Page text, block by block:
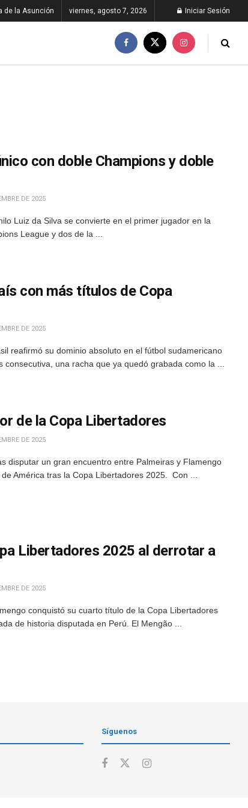
de la Asunción viernes, agosto 7, 2026 Iniciar Sesión
con doble Champions y doble
DE 2025
Luiz da Silva se convierte en el primer jugador en la
League y dos de la ...
con más títulos de Copa
DE 2025
reafirmó su dominio absoluto en el fútbol sudamericano
una racha que ya quedó grabada como la ...
de la Copa Libertadores
DE 2025
disputar un gran encuentro entre Palmeiras y Flamengo
América tras la Copa Libertadores 2025. Con ...
Libertadores 2025 al derrotar a
DE 2025
conquistó su cuarto título de la Copa Libertadores
de historia disputada en Perú. El Mengão ...
Síguenos